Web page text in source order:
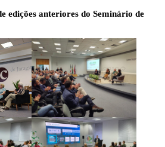
edições anteriores do Seminário de